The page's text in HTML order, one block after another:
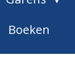
Boeken